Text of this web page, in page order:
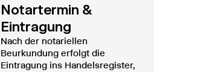
Notartermin &
Eintragung
Nach der notariellen
Beurkundung erfolgt die
Eintragung ins Handelsregister,